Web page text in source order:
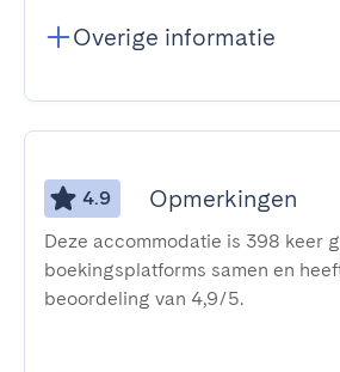
Overige informatie
4.9 Opmerkingen
Deze accommodatie is 398 keer
boekingsplatforms samen en
beoordeling van 4,9/5.